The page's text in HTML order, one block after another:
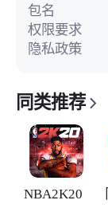
包名
权限要求
隐私政策
同类推荐
NBA2K20